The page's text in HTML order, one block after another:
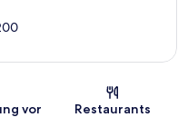
vor
Restaurants